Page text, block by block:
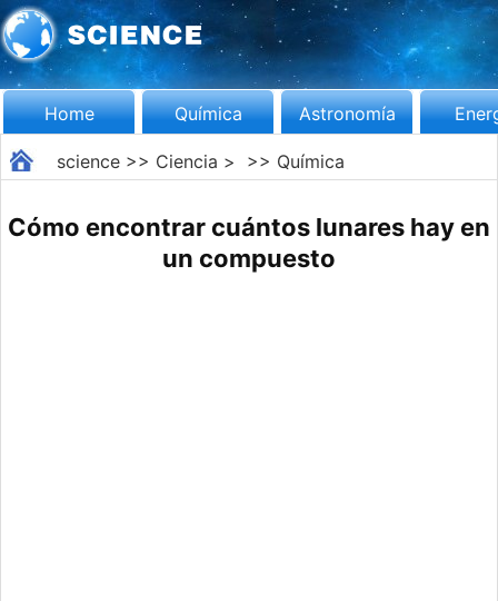
Home Química Astronomía
science>> Ciencia > >> Química
Cómo encontrar cuántos lunares hay en
un compuesto